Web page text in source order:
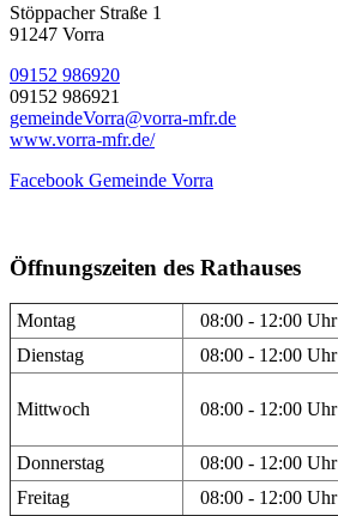
Stöppacher Straße 1
91247 Vorra
09152 986920
09152 986921
gemeindeVorra@vorra-mfr.de
www.vorra-mfr.de/
Facebook Gemeinde Vorra
Öffnungszeiten des Rathauses
Montag 08:00 - 12:00 Uhr
Dienstag
08:00 - 12:00 Uhr
Mittwoch 08:00 - 12:00 Uhr
Donnerstag 08:00 - 12:00 Uhr
Freitag
08:00 - 12:00 Uhr